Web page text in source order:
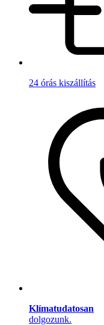
24 órás kiszállítás
Klímatudatosan
dolgozunk.